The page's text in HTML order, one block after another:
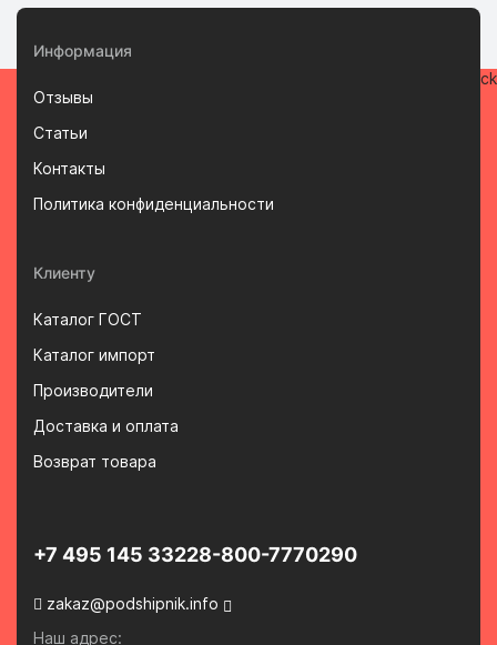
Информация
Отзывы
Статьи
Контакты
Политика конфиденциальности
Клиенту
Каталог ГОСТ
Каталог импорт
Производители
Доставка и оплата
Возврат товара
+7 495 145 33228-800-7770290
zakaz@podshipnik.info
Наш адрес: